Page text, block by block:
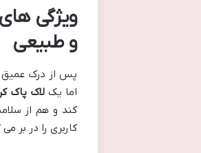
ویژگی
و طبیعی
پس از درک عمیق
اما یکلاک پاک
کند و هم از
کاربری را در بر